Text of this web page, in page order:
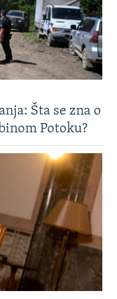
Šta se zna o
Potoku?